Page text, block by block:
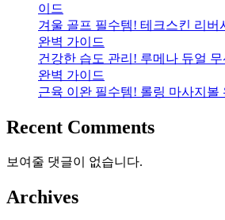
이드
겨울 골프 필수템! 테크스킨 리버
완벽 가이드
건강한 습도 관리! 루메나 듀얼
완벽 가이드
근육 이완 필수템! 롤링 마사지볼
Recent Comments
보여줄 댓글이 없습니다.
Archives